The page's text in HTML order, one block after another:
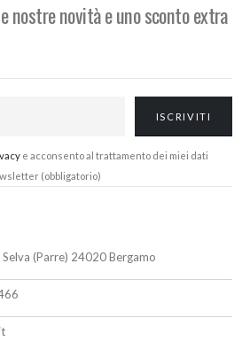
nostre novità e uno sconto extra
e acconsento al trattamento dei miei dati
(obbligatorio)
(Parre) 24020 Bergamo